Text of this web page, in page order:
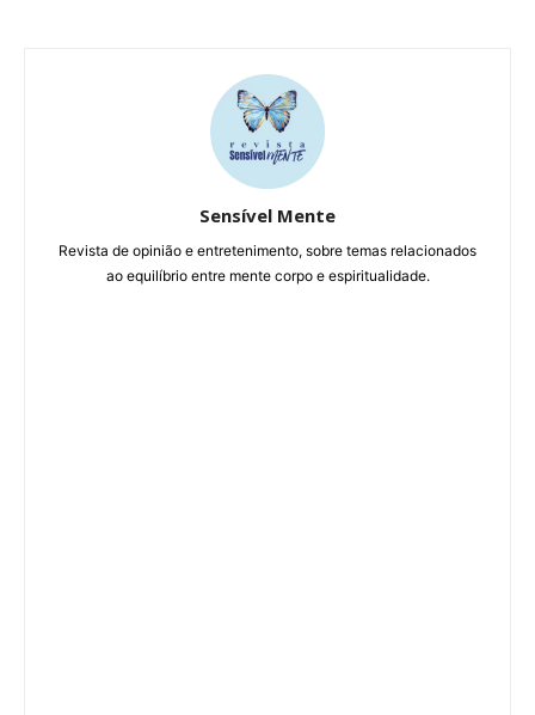
Sensível Mente
Revista de opinião e entretenimento, sobre temas relacionados
ao equilíbrio entre mente corpo e espiritualidade.